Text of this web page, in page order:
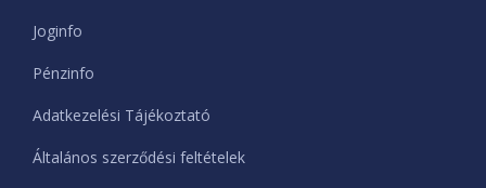
Joginfo
Pénzinfo
Adatkezelési Tájékoztató
Általános szerződési feltételek